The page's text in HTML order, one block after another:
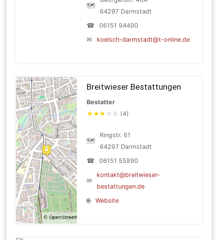
🗺
64297 Darmstadt
☎
06151 94490
✉
koelsch-darmstadt@t-online.de
Breitwieser Bestattungen
Bestatter
★★★ ☆ ☆ (4)
🗺
Ringstr. 61
64297 Darmstadt
☎
06151 55890
✉
kontakt@breitwieser-
bestattungen.de
🌐
Website